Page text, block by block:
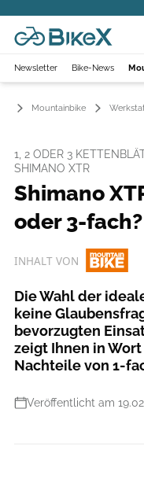
Newsletter Bike-News
Mountainbike
1, 2 ODER 3
SHIMANO XTR
Shimano
oder 3-fach?
INHALT VON
Die Wahl der
keine
bevorzugten
zeigt Ihnen in
Nachteile von 1-
Veröffentlicht am